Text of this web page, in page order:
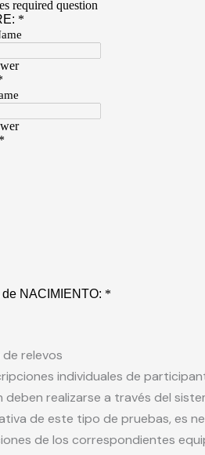
relevos
individuales de
deben realizarse a través del
de este tipo de pruebas, es
de los correspondientes